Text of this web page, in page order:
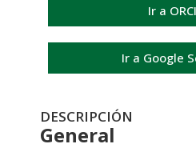
Ir a
Ir a Google
DESCRIPCIÓN
General